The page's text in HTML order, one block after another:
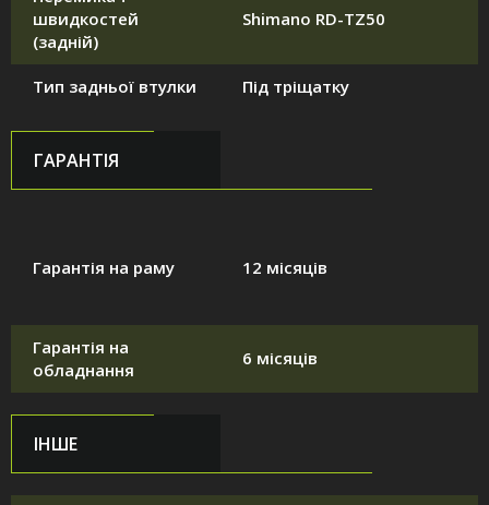
швидкостей
(задній)
Shimano RD-TZ50
Тип задньої втулки Під тріщатку
ГАРАНТІЯ
Гарантія на раму 12 місяців
Гарантія на
обладнання
6 місяців
ІНШЕ